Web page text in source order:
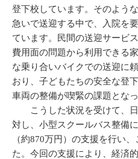
登下校しています。そのよう
急いで送迎する中で、入院を
ています。民間の送迎サービ
費用面の問題から利用できる
な乗り合いバイクでの送迎に
おり、子どもたちの安全な登
車両の整備が喫緊の課題となっ
こうした状況を受けて、日
対し、小型スクールバス整備
（約870万円）の支援を行い
た。今回の支援により、経済